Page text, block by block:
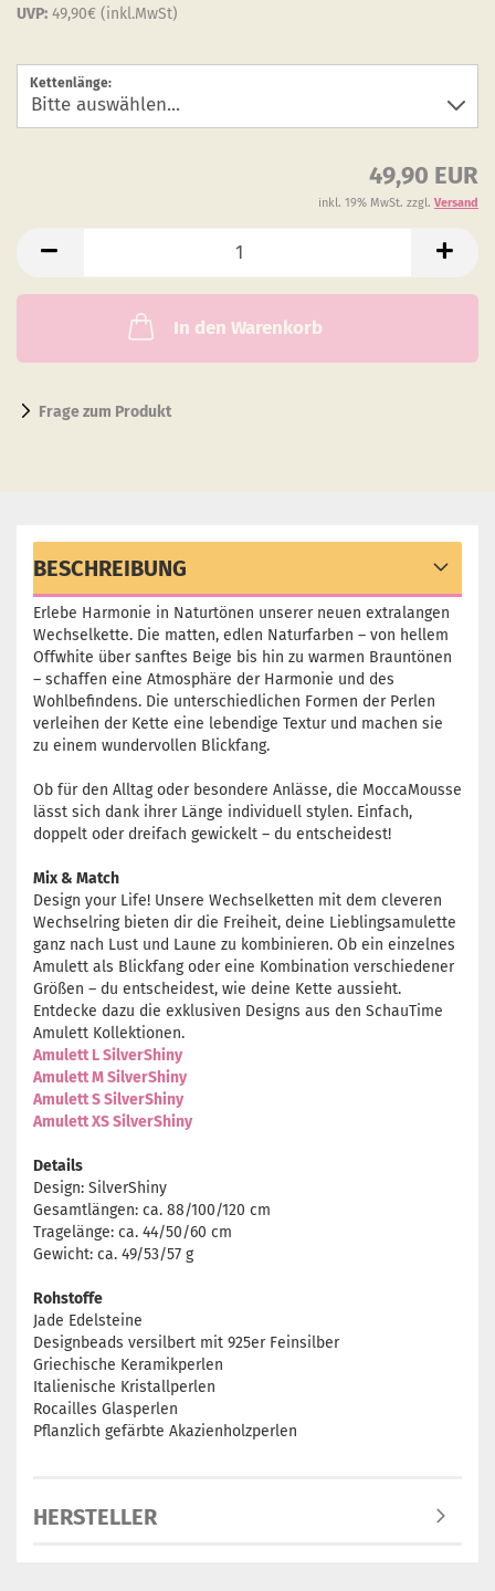
UVP: 49,90€ (inkl.MwSt)
Kettenlänge:
49,90 EUR
inkl. 19% MwSt. zzgl. Versand
In den Warenkorb
Frage zum Produkt
BESCHREIBUNG
Erlebe Harmonie in Naturtönen unserer neuen extralangen
Wechselkette. Die matten, edlen Naturfarben – von hellem
Offwhite über sanftes Beige bis hin zu warmen Brauntönen
– schaffen eine Atmosphäre der Harmonie und des
Wohlbefindens. Die unterschiedlichen Formen der Perlen
verleihen der Kette eine lebendige Textur und machen sie
zu einem wundervollen Blickfang.
Ob für den Alltag oder besondere Anlässe, die MoccaMousse
lässt sich dank ihrer Länge individuell stylen. Einfach,
doppelt oder dreifach gewickelt – du entscheidest!
Mix & Match
Design your Life! Unsere Wechselketten mit dem cleveren
Wechselring bieten dir die Freiheit, deine Lieblingsamulette
ganz nach Lust und Laune zu kombinieren. Ob ein einzelnes
Amulett als Blickfang oder eine Kombination verschiedener
Größen – du entscheidest, wie deine Kette aussieht.
Entdecke dazu die exklusiven Designs aus den SchauTime
Amulett Kollektionen.
Amulett L SilverShiny
Amulett M SilverShiny
Amulett S SilverShiny
Amulett XS SilverShiny
Details
Design: SilverShiny
Gesamtlängen: ca. 88/100/120 cm
Tragelänge: ca. 44/50/60 cm
Gewicht: ca. 49/53/57 g
Rohstoffe
Jade Edelsteine
Designbeads versilbert mit 925er Feinsilber
Griechische Keramikperlen
Italienische Kristallperlen
Rocailles Glasperlen
Pflanzlich gefärbte Akazienholzperlen
HERSTELLER